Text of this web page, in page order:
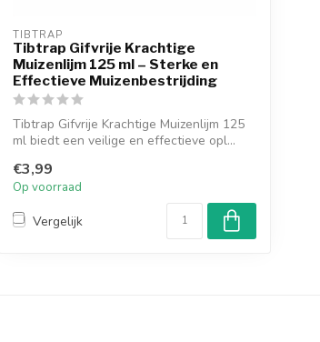
TIBTRAP
Tibtrap Gifvrije Krachtige
Muizenlijm 125 ml – Sterke en
Effectieve Muizenbestrijding
Tibtrap Gifvrije Krachtige Muizenlijm 125
ml biedt een veilige en effectieve opl...
€3,99
Op voorraad
Vergelijk